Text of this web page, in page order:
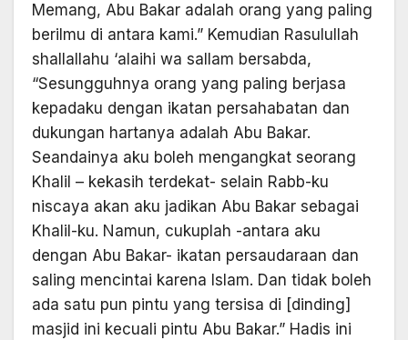
Memang, Abu Bakar adalah orang yang paling
berilmu di antara kami.” Kemudian Rasulullah
shallallahu ‘alaihi wa sallam bersabda,
“Sesungguhnya orang yang paling berjasa
kepadaku dengan ikatan persahabatan dan
dukungan hartanya adalah Abu Bakar.
Seandainya aku boleh mengangkat seorang
Khalil – kekasih terdekat- selain Rabb-ku
niscaya akan aku jadikan Abu Bakar sebagai
Khalil-ku. Namun, cukuplah -antara aku
dengan Abu Bakar- ikatan persaudaraan dan
saling mencintai karena Islam. Dan tidak boleh
ada satu pun pintu yang tersisa di [dinding]
masjid ini kecuali pintu Abu Bakar.” Hadis ini